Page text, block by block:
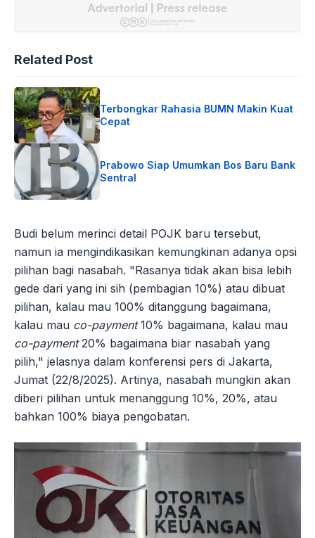
Related Post
Terbongkar Rahasia BUMN Makin Kuat
Cepat
Prabowo Siap Umumkan Bos Baru Bank
Sentral
Budi belum merinci detail POJK baru tersebut,
namun ia mengindikasikan kemungkinan adanya opsi
pilihan bagi nasabah. "Rasanya tidak akan bisa lebih
gede dari yang ini sih (pembagian 10%) atau dibuat
pilihan, kalau mau 100% ditanggung bagaimana,
kalau mau co-payment10% bagaimana, kalau mau
co-payment20% bagaimana biar nasabah yang
pilih," jelasnya dalam konferensi pers di Jakarta,
Jumat (22/8/2025). Artinya, nasabah mungkin akan
diberi pilihan untuk menanggung 10%, 20%, atau
bahkan 100% biaya pengobatan.